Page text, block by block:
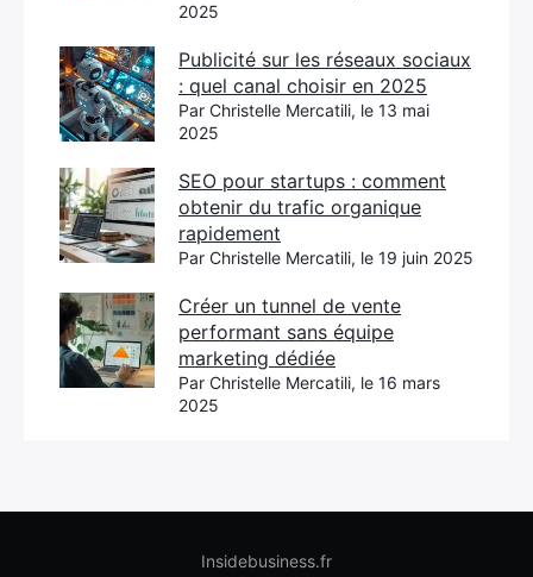
2025
Publicité sur les réseaux sociaux
: quel canal choisir en 2025
Par Christelle Mercatili, le 13 mai
2025
SEO pour startups : comment
obtenir du trafic organique
rapidement
Par Christelle Mercatili, le 19 juin 2025
Créer un tunnel de vente
performant sans équipe
marketing dédiée
Par Christelle Mercatili, le 16 mars
2025
Insidebusiness.fr